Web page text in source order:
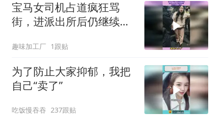
宝马女司机占道疯狂骂
街，进派出所后仍继续发
趣味加工厂 1跟贴
为了防止大家抑郁，我把
自己“卖了”
吃饭慢吞吞 237跟贴